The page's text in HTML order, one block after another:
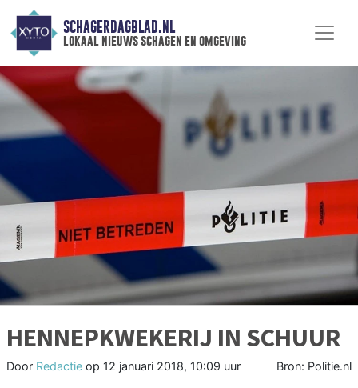
SCHAGERDAGBLAD.NL
lokaal nieuws schagen en omgeving
HENNEPKWEKERIJ IN SCHUUR
Door Redactie op 12 januari 2018, 10:09 uur Bron: Politie.nl